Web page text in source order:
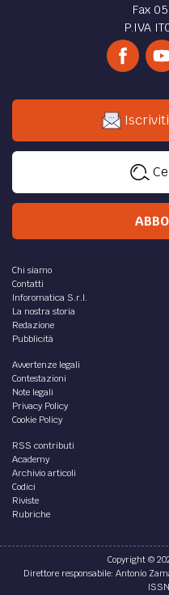
Fax
P.IVA
Chi siamo
Contatti
Inforomatica S.r.l.
La nostra storia
Redazione
Pubblicità
Avvertenze legali
Contestazioni
Note legali
Privacy Policy
Cookie Policy
RSS contributi
Academy
Archivio articoli
Codici
Riviste
Rubriche
Copyright ©
Direttore responsabile: Antonio